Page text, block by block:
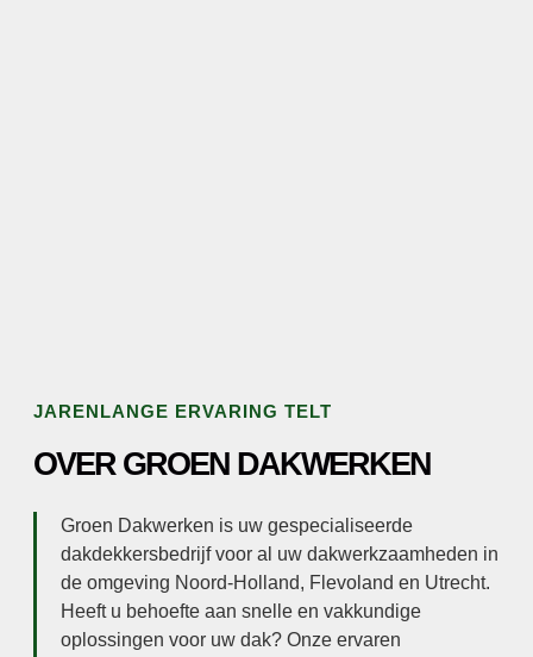
JARENLANGE ERVARING TELT
OVER GROEN DAKWERKEN
Groen Dakwerken is uw gespecialiseerde
dakdekkersbedrijf voor al uw dakwerkzaamheden in
de omgeving Noord-Holland, Flevoland en Utrecht.
Heeft u behoefte aan snelle en vakkundige
oplossingen voor uw dak? Onze ervaren